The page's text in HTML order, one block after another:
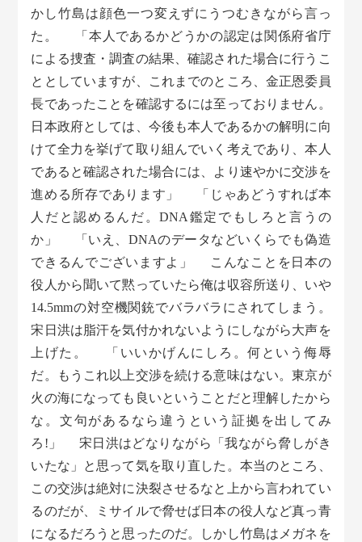
かし竹島は顔色一つ変えずにうつむきながら言っ
た。 「本人であるかどうかの認定は関係府省庁
による捜査・調査の結果、確認された場合に行うこ
ととしていますが、これまでのところ、金正恩委員
長であったことを確認するには至っておりません。
日本政府としては、今後も本人であるかの解明に向
けて全力を挙げて取り組んでいく考えであり、本人
であると確認された場合には、より速やかに交渉を
進める所存であります」 「じゃあどうすれば本
人だと認めるんだ。DNA鑑定でもしろと言うの
か」 「いえ、DNAのデータなどいくらでも偽造
できるんでございますよ」 こんなことを日本の
役人から聞いて黙っていたら俺は収容所送り、いや
14.5mmの対空機関銃でバラバラにされてしまう。
宋日洪は脂汗を気付かれないようにしながら大声を
上げた。 「いいかげんにしろ。何という侮辱
だ。もうこれ以上交渉を続ける意味はない。東京が
火の海になっても良いということだと理解したから
な。文句があるなら違うという証拠を出してみ
ろ!」 宋日洪はどなりながら「我ながら脅しがき
いたな」と思って気を取り直した。本当のところ、
この交渉は絶対に決裂させるなと上から言われてい
るのだが、ミサイルで脅せば日本の役人など真っ青
になるだろうと思ったのだ。しかし竹島はメガネを